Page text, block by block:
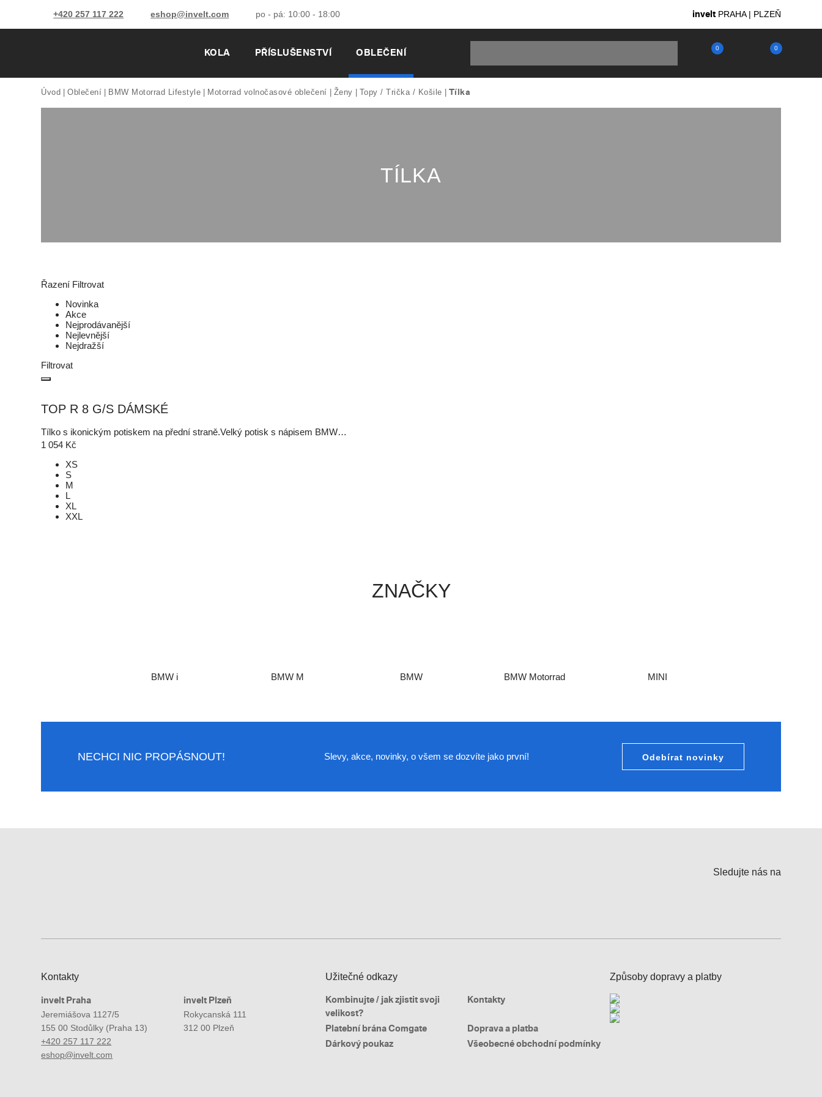
+420 257 117 222 eshop@invelt.com po - pá: 10:00 - 18:00 inveltPRAHA | PLZEŇ
KOLA PŘÍSLUŠENSTVÍ OBLEČENÍ 0 0
Úvod Oblečení BMW Motorrad Lifestyle Motorrad volnočasové oblečení Ženy Topy / Trička / Košile Tílka
TÍLKA
Řazení Filtrovat
Novinka
Akce
Nejprodávanější
Nejlevnější
Nejdražší
Filtrovat
TOP R 8 G/S DÁMSKÉ
Tílko s ikonickým potiskem na přední straně.Velký potisk s nápisem BMW…
1 054 Kč
XS
S
M
L
XL
XXL
ZNAČKY
BMW i BMW M BMW BMW Motorrad MINI
NECHCI NIC PROPÁSNOUT! Slevy, akce, novinky, o všem se dozvíte jako první! Odebírat novinky
Sledujte nás na
Kontakty
invelt Praha
Jeremiášova 1127/5
155 00 Stodůlky (Praha 13)
+420 257 117 222
eshop@invelt.com
invelt Plzeň
Rokycanská 111
312 00 Plzeň
Užitečné odkazy
Kombinujte / jak zjistit svoji
velikost?
Kontakty
Platební brána Comgate
Doprava a platba
Dárkový poukaz
Všeobecné obchodní podmínky
Způsoby dopravy a platby